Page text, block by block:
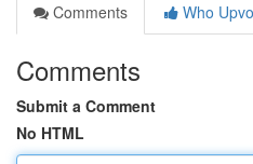
Comments
Who
Comments
Submit a Comment
No HTML